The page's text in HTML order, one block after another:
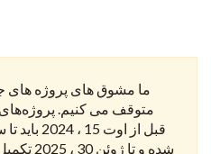
ما مشوق های پروژه های
متوقف می کنیم.
شده و تا ژوئن 30 ، 2025 تکمیل شوند.